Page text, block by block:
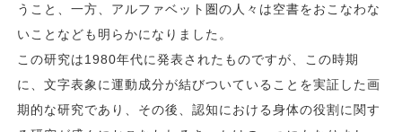
うこと、一方、アルファベット圏の人々は空書をおこなわな
いことなども明らかになりました。
この研究は1980年代に発表されたものですが、この時期
に、文字表象に運動成分が結びついていることを実証した画
期的な研究であり、その後、認知における身体の役割に関す